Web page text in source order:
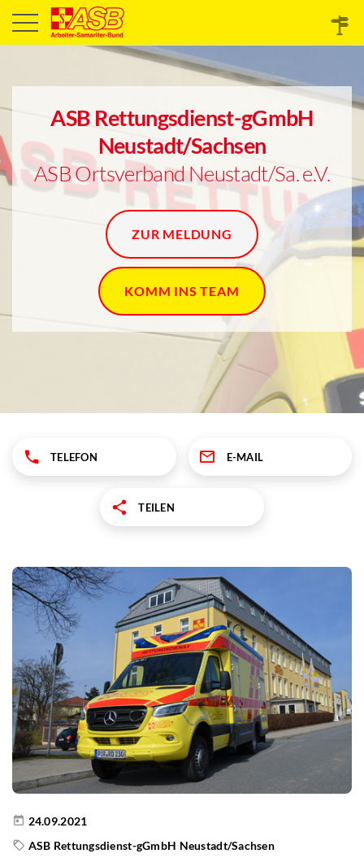
ASB Rettungsdienst-gGmbH
Neustadt/Sachsen
ASB Ortsverband Neustadt/Sa. e.V.
ZUR MELDUNG
KOMM INS TEAM
TELEFON E-MAIL
TEILEN
24.09.2021
ASB Rettungsdienst-gGmbH Neustadt/Sachsen